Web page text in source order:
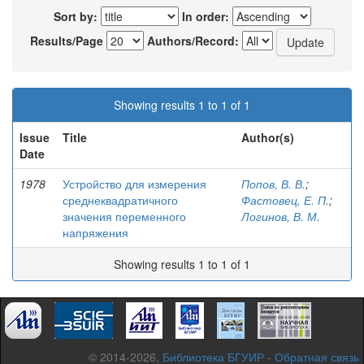
Sort by:
In order:
Results/Page
Authors/Record:
Showing results 1 to 1 of 1
Issue
Date
Title Author(s)
1978
Устройство для измерения
среднеквадратичного
значения переменного
напряжения
Попов, В. В.;
Фастовец, Е. П.;
Логинов, В. М.
Showing results 1 to 1 of 1
© 2014-2026, Библиотека БГУИР - Обратная связь